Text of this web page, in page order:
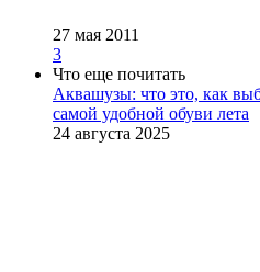
27 мая 2011
3
Что еще почитать
Аквашузы: что это, как
самой удобной обуви лета
24 августа 2025